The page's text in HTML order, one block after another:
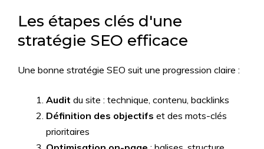
Les étapes clés d'une
stratégie SEO efficace
Une bonne stratégie SEO suit une progression claire :
Audit du site : technique, contenu, backlinks
Définition des objectifs et des mots-clés
prioritaires